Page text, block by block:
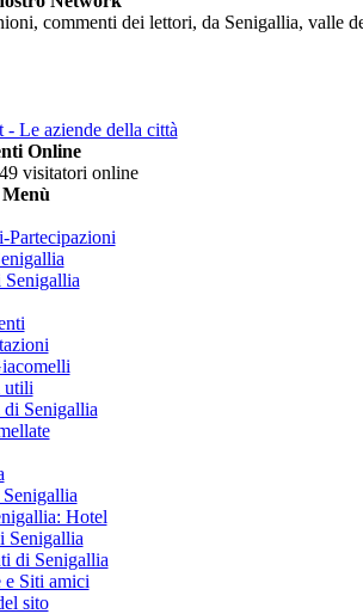
commenti dei lettori, da Senigallia, valle
- Le aziende della città
Online
visitatori online
Menù
Partecipazioni
Senigallia
utili
Senigallia
Hotel
Senigallia
di Senigallia
e Siti amici
sito